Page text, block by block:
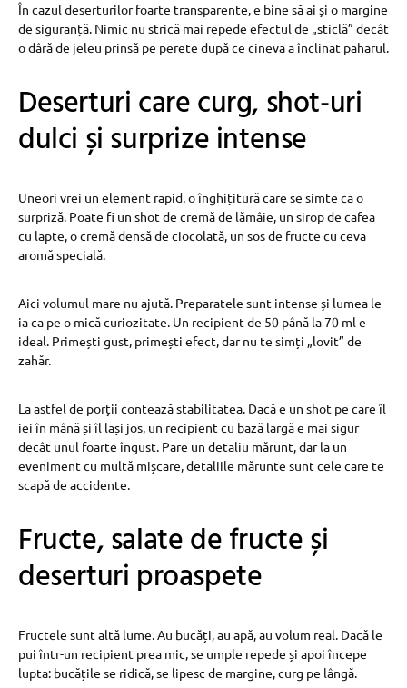
În cazul deserturilor foarte transparente, e bine să ai și o margine
de siguranță. Nimic nu strică mai repede efectul de „sticlă” decât
o dâră de jeleu prinsă pe perete după ce cineva a înclinat paharul.
Deserturi care curg, shot-uri
dulci și surprize intense
Uneori vrei un element rapid, o înghițitură care se simte ca o
surpriză. Poate fi un shot de cremă de lămâie, un sirop de cafea
cu lapte, o cremă densă de ciocolată, un sos de fructe cu ceva
aromă specială.
Aici volumul mare nu ajută. Preparatele sunt intense și lumea le
ia ca pe o mică curiozitate. Un recipient de 50 până la 70 ml e
ideal. Primești gust, primești efect, dar nu te simți „lovit” de
zahăr.
La astfel de porții contează stabilitatea. Dacă e un shot pe care îl
iei în mână și îl lași jos, un recipient cu bază largă e mai sigur
decât unul foarte îngust. Pare un detaliu mărunt, dar la un
eveniment cu multă mișcare, detaliile mărunte sunt cele care te
scapă de accidente.
Fructe, salate de fructe și
deserturi proaspete
Fructele sunt altă lume. Au bucăți, au apă, au volum real. Dacă le
pui într-un recipient prea mic, se umple repede și apoi începe
lupta: bucățile se ridică, se lipesc de margine, curg pe lângă.